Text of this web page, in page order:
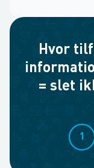
Hvor
= slet
1